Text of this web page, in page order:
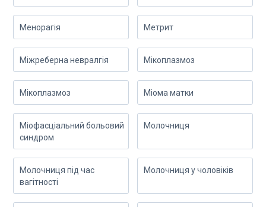
Менорагія Метрит
Міжреберна невралгія Мікоплазмоз
Мікоплазмоз Міома матки
Міофасціальний больовий
синдром
Молочниця
Молочниця під час
вагітності
Молочниця у чоловіків